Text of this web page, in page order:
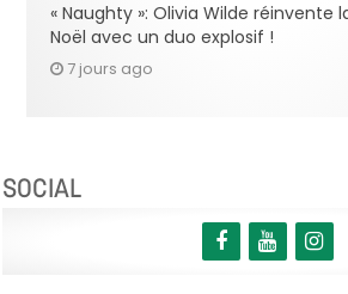
« Naughty »: Olivia Wilde réinvente
Noël avec un duo explosif !
7 jours ago
SOCIAL